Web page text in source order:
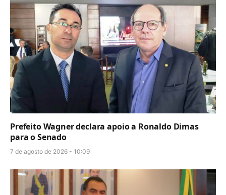
Prefeito Wagner declara apoio a Ronaldo Dimas
para o Senado
7 de agosto de 2026 - 10:09